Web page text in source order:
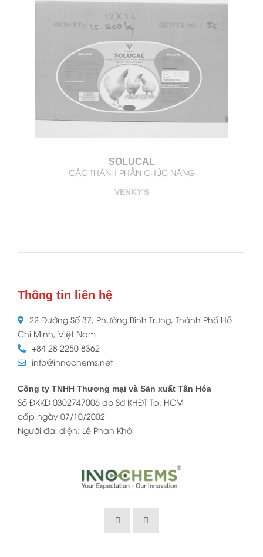
SOLUCAL
CÁC THÀNH PHẦN CHỨC NĂNG
VENKY'S
Thông tin liên hệ
22 Đường Số 37, Phường Bình Trưng, Thành Phố Hồ
Chí Minh, Việt Nam
+84 28 2250 8362
info@innochems.net
Công ty TNHH Thương mại và Sản xuất Tân Hóa
Số ĐKKD 0302747006 do Sở KHĐT Tp. HCM
cấp ngày 07/10/2002
Người đại diện: Lê Phan Khôi